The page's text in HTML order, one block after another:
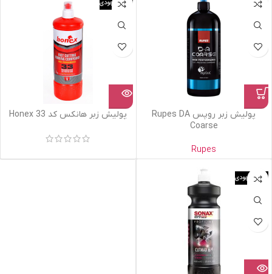
پولیش زبر روپس Rupes DA
Coarse
Rupes
اتمام موجودی
پولیش زبر هانکس کد 33 Honex
اتمام موجودی